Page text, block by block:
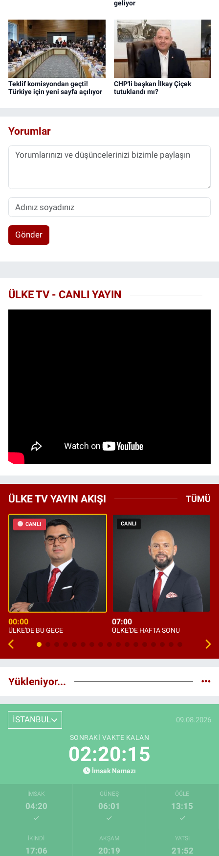
geliyor
Teklif komisyondan geçti!
Türkiye için yeni sayfa açılıyor
CHP'li başkan İlkay Çiçek
tutuklandı mı?
Yorumlar
Gönder
ÜLKE TV - CANLI YAYIN
ÜLKE TV YAYIN AKIŞI TÜMÜ
CANLI
00:00
ÜLKE'DE BU GECE
CANLI
07:00
ÜLKE'DE HAFTA SONU
Yükleniyor...
İSTANBUL 09.08.2026
SONRAKI VAKTE KALAN
02:20:14
İmsak Namazı
İMSAK
04:20
GÜNEŞ
06:01
ÖĞLE
13:15
İKINDI
17:06
AKŞAM
20:19
YATSI
21:52